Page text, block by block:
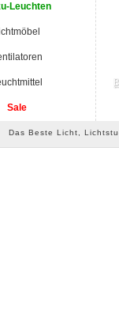
Leuchten
Sale
Das Beste Licht,